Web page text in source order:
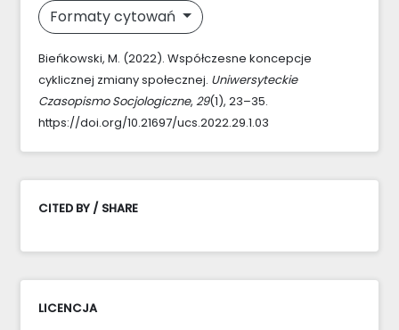
Formaty cytowań
Bieńkowski, M. (2022). Współczesne koncepcje
cyklicznej zmiany społecznej. Uniwersyteckie
Czasopismo Socjologiczne, 29(1), 23–35.
https://doi.org/10.21697/ucs.2022.29.1.03
CITED BY / SHARE
LICENCJA